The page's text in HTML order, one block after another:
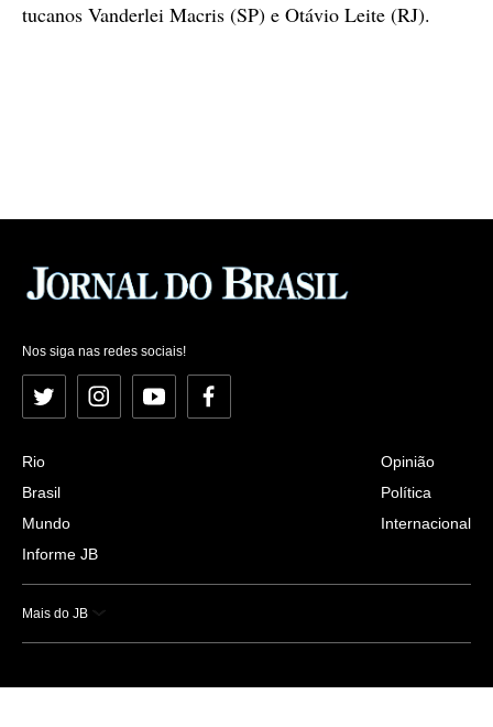
tucanos Vanderlei Macris (SP) e Otávio Leite (RJ).
Nos siga nas redes sociais!
Twitter InstagramYouTubeFacebook
Rio
Brasil
Mundo
Informe JB
Opinião
Política
Internacional
Mais do JB
Esportes